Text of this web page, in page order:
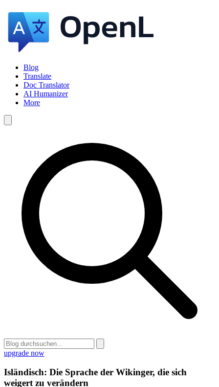
Blog
Translate
Doc Translator
AI Humanizer
More
upgrade now
Isländisch: Die Sprache der Wikinger, die sich
weigert zu verändern